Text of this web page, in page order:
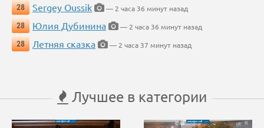
28
Sergey Oussik
— 2 часа 36 минут назад
28
Юлия Дубинина
— 2 часа 36 минут назад
28
Летняя сказка — 2 часа 37 минут назад
Лучшее в категории